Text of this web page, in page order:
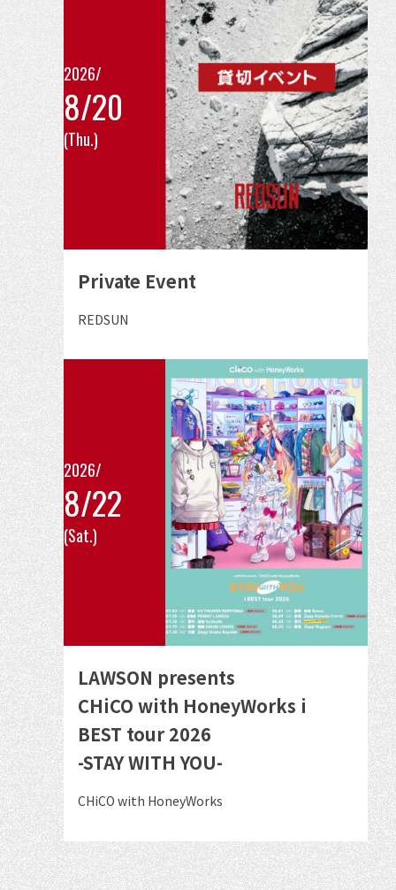
2026/
8/20
(Thu.)
Private Event
出
者
REDSUN
こ
の
詳
細
見
2026/
8/22
(Sat.)
LAWSON presents
CHiCO with HoneyWorks i
BEST tour 2026
-STAY WITH YOU-
出
者
CHiCO with HoneyWorks
こ
の
詳
細
を
見